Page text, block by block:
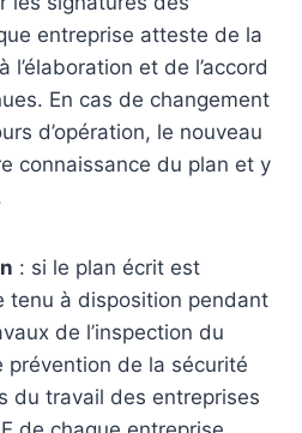
entreprise atteste de la
et de l’accord
En cas de changement
d’opération, le nouveau
connaissance du plan et y
: si le plan écrit est
tenu à disposition pendant
de l’inspection du
de la sécurité
du travail des entreprises